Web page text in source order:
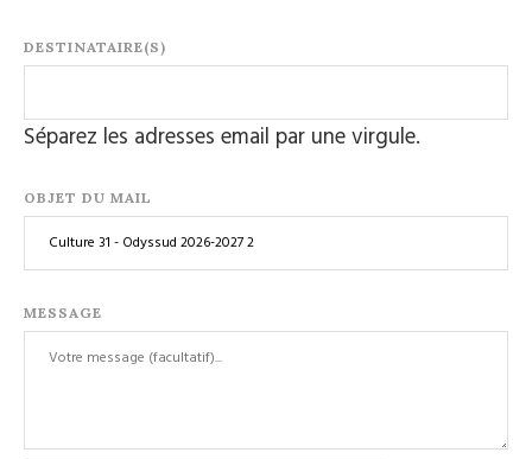
DESTINATAIRE(S)
Séparez les adresses email par une virgule.
OBJET DU MAIL
MESSAGE